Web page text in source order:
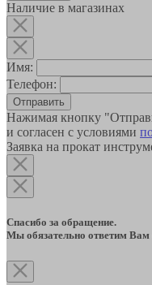
Наличие в магазинах
Имя:
Телефон:
Отправить
Нажимая кнопку
и согласен с условиями
Заявка на прокат
Спасибо за обращение.
Мы обязательно ответим